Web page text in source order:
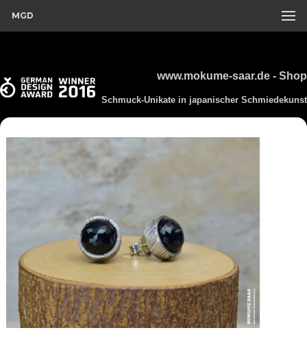
MGD
www.mokume-saar.de - Shop
Schmuck-Unikate in japanischer Schmiedekunst